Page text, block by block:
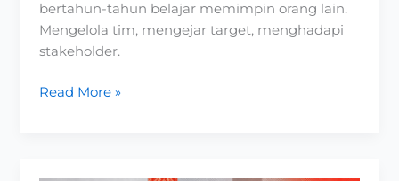
bertahun-tahun belajar memimpin orang lain.
Mengelola tim, mengejar target, menghadapi
stakeholder.
Read More »